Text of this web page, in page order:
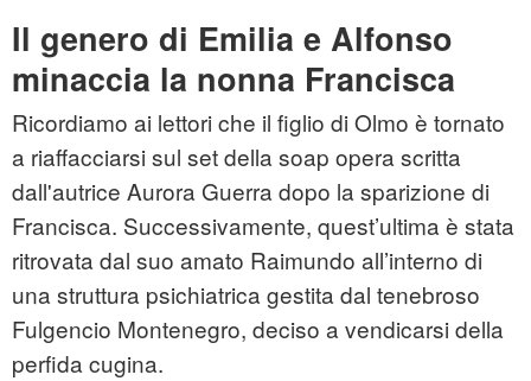
Il genero di Emilia e Alfonso
minaccia la nonna Francisca
Ricordiamo ai lettori che il figlio di Olmo è tornato
a riaffacciarsi sul set della soap opera scritta
dall'autrice Aurora Guerra dopo la sparizione di
Francisca. Successivamente, quest’ultima è stata
ritrovata dal suo amato Raimundo all’interno di
una struttura psichiatrica gestita dal tenebroso
Fulgencio Montenegro, deciso a vendicarsi della
perfida cugina.